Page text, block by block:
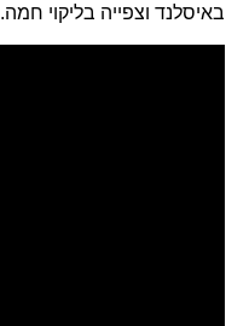
באיסלנד וצפייה בליקוי חמה.